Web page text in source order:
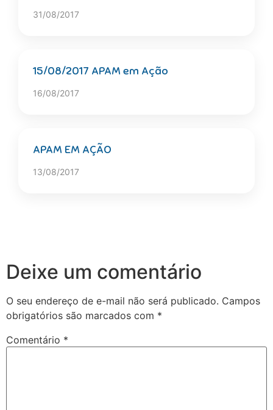
31/08/2017
15/08/2017 APAM em Ação
16/08/2017
APAM EM AÇÃO
13/08/2017
Deixe um comentário
O seu endereço de e-mail não será publicado. Campos
obrigatórios são marcados com *
Comentário *